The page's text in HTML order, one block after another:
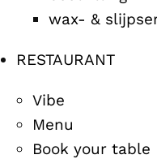
wax- &
RESTAURANT
Vibe
Menu
Book your table